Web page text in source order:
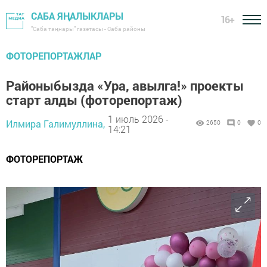
САБА ЯҢАЛЫКЛАРЫ
"Саба таңнары" газетасы - Саба районы
16+
ФОТОРЕПОРТАЖЛАР
Районыбызда «Ура, авылга!» проекты
старт алды (фоторепортаж)
Илмира Галимуллина, 1 июль 2026 -
14:21
2650 0 0
ФОТОРЕПОРТАЖ